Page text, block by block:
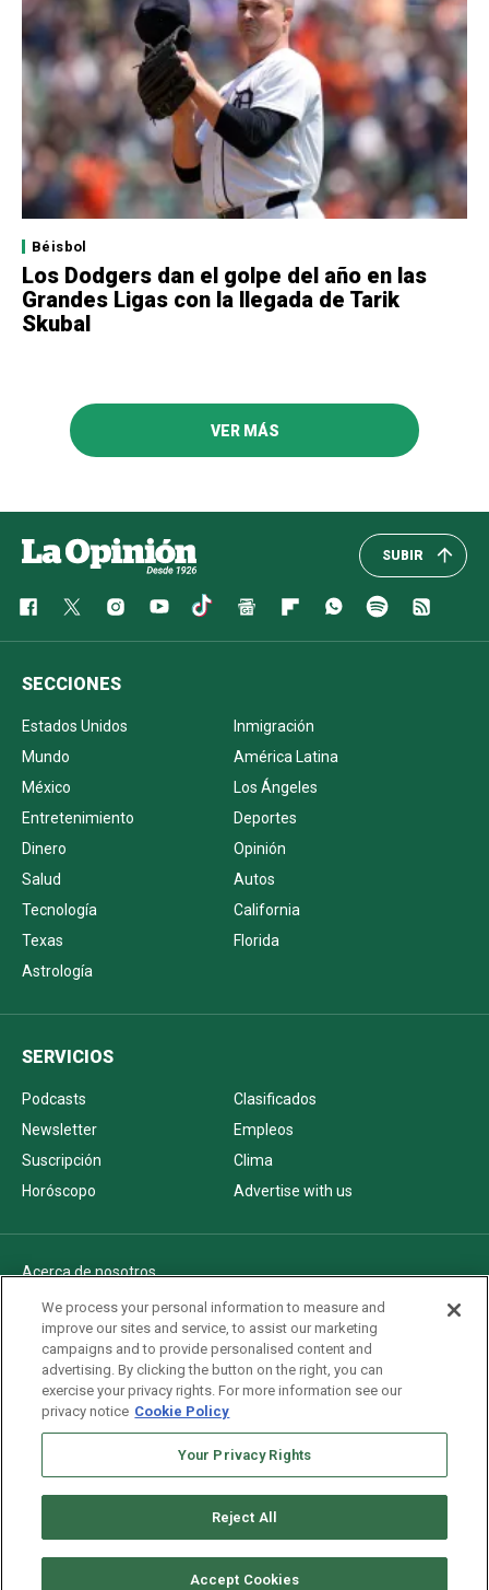
Béisbol
Los Dodgers dan el golpe del año en las
Grandes Ligas con la llegada de Tarik
Skubal
VER MÁS
SUBIR
SECCIONES
Estados Unidos
Inmigración
Mundo
América Latina
México
Los Ángeles
Entretenimiento
Deportes
Dinero
Opinión
Salud
Autos
Tecnología
California
Texas
Florida
Astrología
SERVICIOS
Podcasts
Clasificados
Newsletter
Empleos
Suscripción
Clima
Horóscopo
Advertise with us
Acerca de nosotros
Politica de privacidad
Pautas Editoriales
AdChoices
Advertise with us
Newsletters
We process your personal information to measure and
improve our sites and service, to assist our marketing
campaigns and to provide personalised content and
advertising. By clicking the button on the right, you can
exercise your privacy rights. For more information see our
privacy notice Cookie Policy
Your Privacy Rights
Reject All
Accept Cookies